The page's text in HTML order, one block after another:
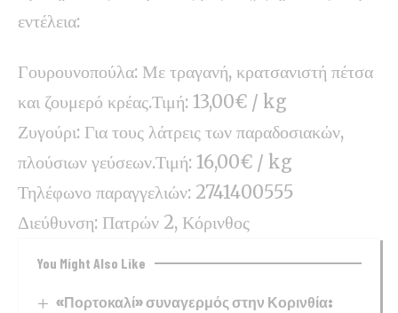
εντέλεια:
Γουρουνοπούλα: Με τραγανή, κρατσανιστή πέτσα
και ζουμερό κρέας.Τιμή: 13,00€ / kg
Ζυγούρι: Για τους λάτρεις των παραδοσιακών,
πλούσιων γεύσεων.Τιμή: 16,00€ / kg
Τηλέφωνο παραγγελιών: 2741400555
Διεύθυνση: Πατρών 2, Κόρινθος
You Might Also Like
«Πορτοκαλί» συναγερμός στην Κορινθία: